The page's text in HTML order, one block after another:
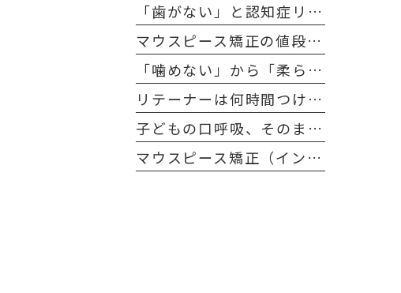
「歯がない」と認知症リスクが上がる？ 噛むこと（咀嚼）との深い関係
マウスピース矯正の値段が高い？ 費用の仕組みと内訳を解説
「噛めない」から「柔らかい」食事は危険？ 食習慣の偏りが招く高齢者の口腔機能低下と対策
リテーナーは何時間つける？ 保定期間の目安と矯正後の後戻りを防ぐポイント
子どもの口呼吸、そのまま放置しても大丈夫？治し方とデメリットを解説
マウスピース矯正（インビザライン）は医療費控除の対象？費用が一部戻ってくるって本当？